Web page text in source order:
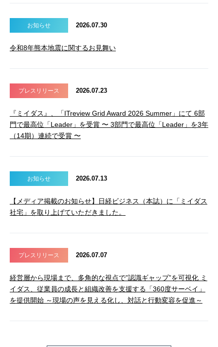
お知らせ 2026.07.30
令和8年熊本地震に関するお見舞い
プレスリリース 2026.07.23
『ミイダス』、「ITreview Grid Award 2026 Summer」にて 6部
門で最高位「Leader」を受賞 〜 3部門で最高位「Leader」を3年
（14期）連続で受賞 〜
お知らせ 2026.07.13
【メディア掲載のお知らせ】日経ビジネス（本誌）に「ミイダス
社宅」を取り上げていただきました。
プレスリリース 2026.07.07
経営層から現場まで、多角的な視点で”認識ギャップ”を可視化 ミ
イダス、従業員の成長と組織改善を支援する「360度サーベイ」
を提供開始 ～現場の声を見える化し、対話と行動変容を促進～